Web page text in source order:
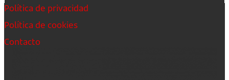
Política de privacidad
Política de cookies
Contacto